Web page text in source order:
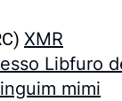
XMR
Libfuro
mimi